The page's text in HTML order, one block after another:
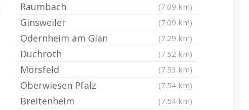
Raumbach (7.09 km)
Ginsweiler (7.09 km)
Odernheim am Glan (7.29 km)
Duchroth (7.52 km)
Mörsfeld (7.53 km)
Oberwiesen Pfalz (7.54 km)
Breitenheim (7.54 km)